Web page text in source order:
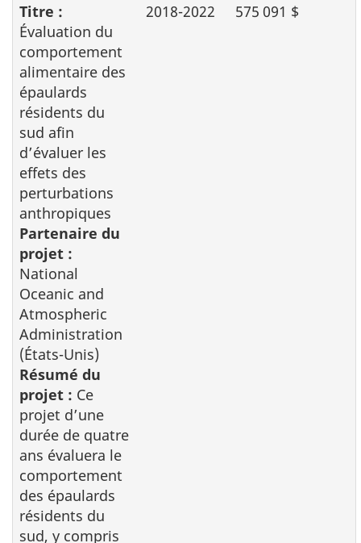
Titre :
Évaluation du
comportement
alimentaire des
épaulards
résidents du
sud afin
d’évaluer les
effets des
perturbations
anthropiques
Partenaire du
projet :
National
Oceanic and
Atmospheric
Administration
(États-Unis)
Résumé du
projet : Ce
projet d’une
durée de quatre
ans évaluera le
comportement
des épaulards
résidents du
sud, y compris
2018-2022 575 091 $